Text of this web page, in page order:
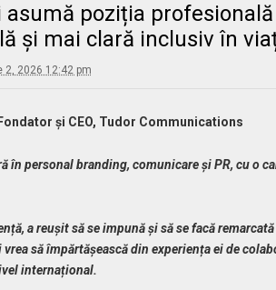
asumă poziția
și mai clară inclusiv în
2, 2026 12:42 pm
și CEO, Tudor Communications
în personal branding, comunicare și PR, cu o
a reușit să se impunăși să se facă
să împărtășească din experiența ei de
internațional.